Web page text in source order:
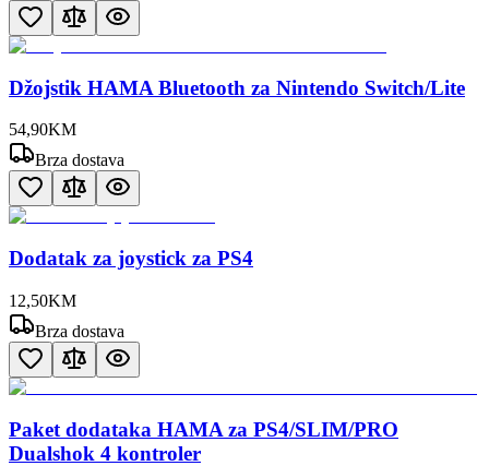
Džojstik HAMA Bluetooth za Nintendo Switch/Lite
54,90KM
Brza dostava
Dodatak za joystick za PS4
12,50KM
Brza dostava
Paket dodataka HAMA za PS4/SLIM/PRO
Dualshok 4 kontroler